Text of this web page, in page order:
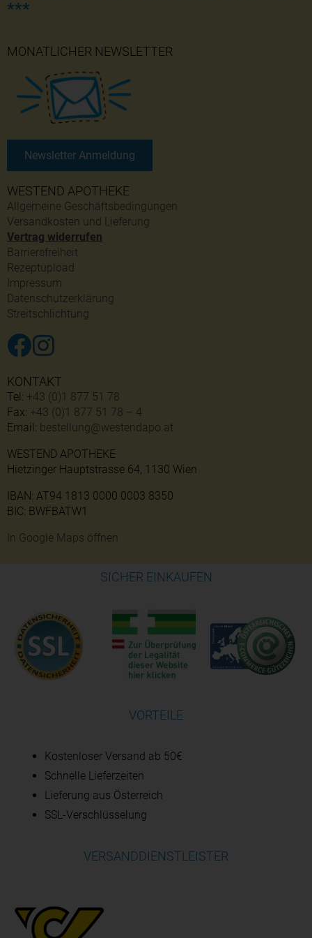
***
WESTEND APOTHEKE
Allgemeine Geschäftsbedingungen
Versandkosten und Lieferung
Vertrag widerrufen
Barrierefreiheit
Rezeptupload
Impressum
Datenschutzerklärung
Streitschlichtung
MONATLICHER NEWSLETTER
Newsletter Anmeldung
KONTAKT
Tel: +43 (0)1 877 51 78
Fax: +43 (0)1 877 51 78 – 4
Email: bestellung@westendapo.at
WESTEND APOTHEKE
Hietzinger Hauptstrasse 64, 1130 Wien
IBAN: AT94 1813 0000 0003 8350
BIC: BWFBATW1
In Google Maps öffnen
SICHER EINKAUFEN
VORTEILE
Kostenloser Versand ab 50€
Schnelle Lieferzeiten
Lieferung aus Österreich
SSL-Verschlüsselung
VERSANDDIENSTLEISTER